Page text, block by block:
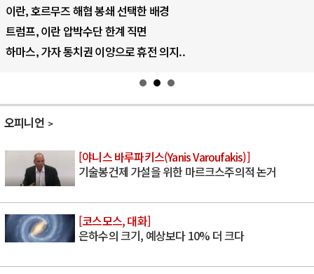
이란, 호르무즈 해협 봉쇄 선택한 배경
트럼프, 이란 압박수단 한계 직면
하마스, 가자 통치권 이양으로 휴전 의지..
오피니언
[야니스 바루파키스(Yanis Varoufakis)]
기술봉건제 가설을 위한 마르크스주의적 논거
[코스모스, 대화]
은하수의 크기, 예상보다 10% 더 크다